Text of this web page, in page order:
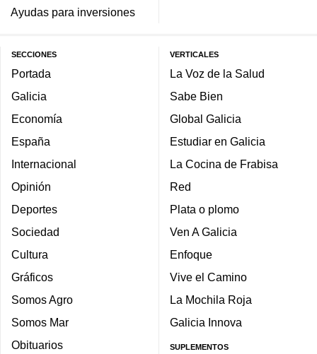
Ayudas para inversiones
SECCIONES
Portada
Galicia
Economía
España
Internacional
Opinión
Deportes
Sociedad
Cultura
Gráficos
Somos Agro
Somos Mar
Obituarios
VERTICALES
La Voz de la Salud
Sabe Bien
Global Galicia
Estudiar en Galicia
La Cocina de Frabisa
Red
Plata o plomo
Ven A Galicia
Enfoque
Vive el Camino
La Mochila Roja
Galicia Innova
SUPLEMENTOS